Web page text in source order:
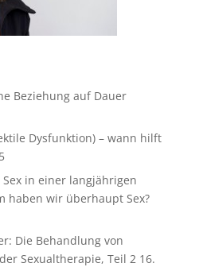
Beziehung auf Dauer
Dysfunktion) – wann hilft
in einer langjährigen
haben wir überhaupt Sex?
Die Behandlung von
Sexualtherapie, Teil 2 16.